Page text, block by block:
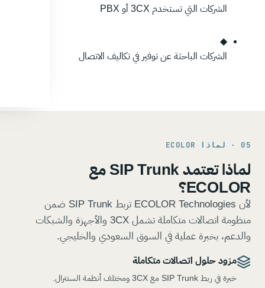
الشركات التي تستخدم 3CX أو PBX
◆
الشركات الباحثة عن توفير في تكاليف الاتصال
05 · لماذا ECOLOR
لماذا تعتمد SIP Trunk مع
ECOLOR؟
لأن ECOLOR Technologies تربط SIP Trunk ضمن
منظومة اتصالات متكاملة تشمل 3CX والأجهزة والشبكات
والدعم، بخبرة عملية في السوق السعودي والخليجي.
مزود حلول اتصالات متكاملة
خبرة في ربط SIP Trunk مع 3CX ومختلف أنظمة السنترال.